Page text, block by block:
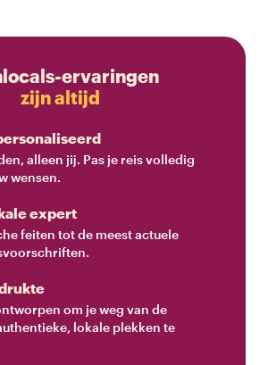
ervaringen
zijn altijd
alleen jij. Pas je reis volledig
wensen.
expert
feiten tot de meest actuele
om je weg van de
lokale plekken te